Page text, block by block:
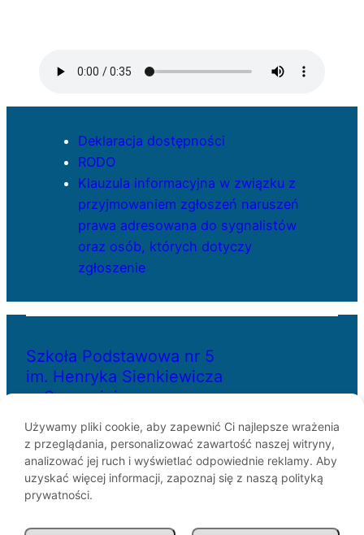
Deklaracja dostępności
RODO
Klauzula informacyjna w związku z
przyjmowaniem zgłoszeń naruszeń
prawa adresowana do sygnalistów
oraz osób, których dotyczy
zgłoszenie
Szkoła Podstawowa nr 5
im. Henryka Sienkiewicza
w Szczecinie
ul. Bł. Królowej Jadwigi 29
70-262 Szczecin
telefon: 91-433-30-07
e-mail: sp5@miasto.szczecin.pl
Używamy pliki cookie, aby zapewnić Ci najlepsze wrażenia
z przeglądania, personalizować zawartość naszej witryny,
analizować jej ruch i wyświetlać odpowiednie reklamy. Aby
uzyskać więcej informacji, zapoznaj się z naszą polityką
prywatności.